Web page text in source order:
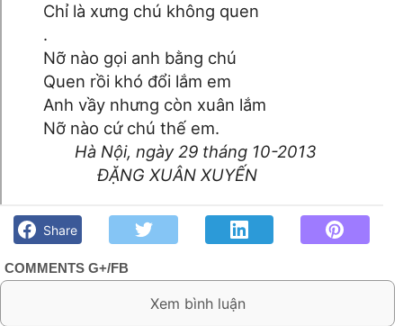
Chỉ là xưng chú không quen
.
Nỡ nào gọi anh bằng chú
Quen rồi khó đổi lắm em
Anh vầy nhưng còn xuân lắm
Nỡ nào cứ chú thế em.
Hà Nội, ngày 29 tháng 10-2013
ĐẶNG XUÂN XUYẾN
bạn bè. Chút gì để nhớ!
Share
COMMENTS G+/FB